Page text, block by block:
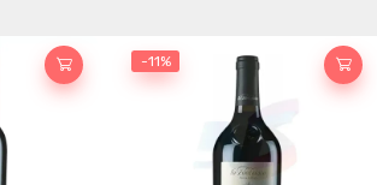
-11%